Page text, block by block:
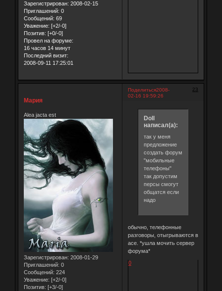
Зарегистрирован: 2008-02-15
Приглашений: 0
Сообщений: 69
Уважение: [+2/-0]
Позитив: [+0/-0]
Провел на форуме:
16 часов 14 минут
Последний визит:
2008-09-11 17:25:01
Поделиться 23
2008-
02-16 19:59:26
Мария
Alea jacta est
Зарегистрирован: 2008-01-29
Приглашений: 0
Сообщений: 224
Уважение: [+2/-0]
Позитив: [+3/-0]
Doll
написал(а):
так у меня
предложение
создать форум
"мобильные
телефоны"
так допустим
персы смогут
общатся если
надо
обычно, телефонные
разговоры, отыгрываются в
асе. *ушла мочить сервер
форума*
0